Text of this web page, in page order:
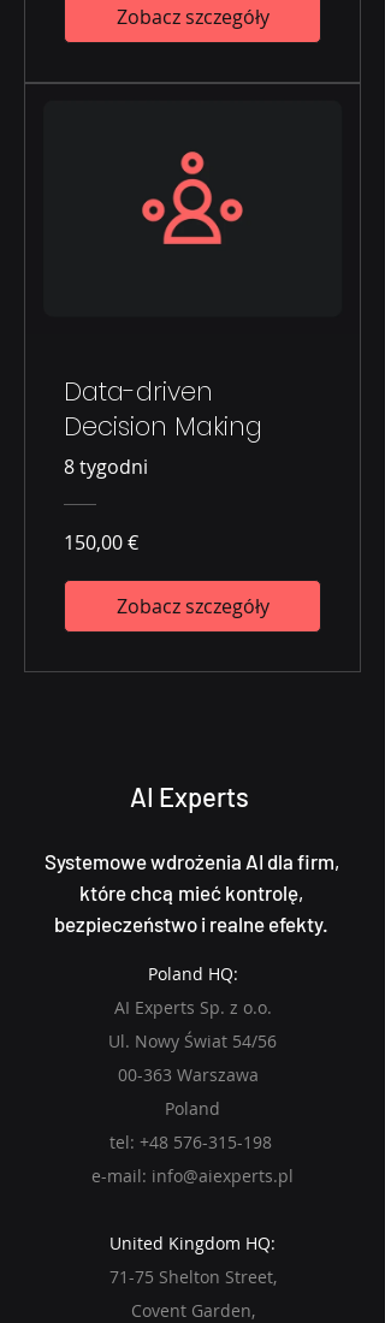
Zobacz szczegóły
Data-driven
Decision Making
8 tygodni
150,00 €
Zobacz szczegóły
AI Experts
Systemowe wdrożenia AI dla firm,
które chcą mieć kontrolę,
bezpieczeństwo i realne efekty.
Poland HQ:
AI Experts Sp. z o.o.
Ul. Nowy Świat 54/56
00-363 Warszawa
Poland
tel: +48 576-315-198
e-mail: info@aiexperts.pl
United Kingdom HQ:
71-75 Shelton Street,
Covent Garden,